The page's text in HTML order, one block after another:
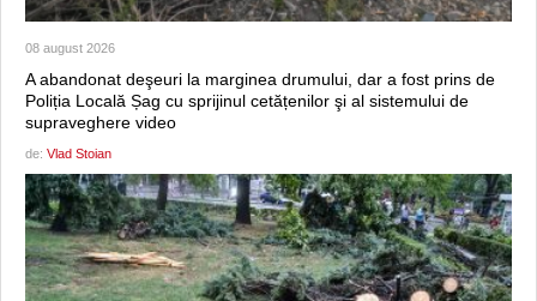
08 august 2026
A abandonat deşeuri la marginea drumului, dar a fost prins de
Poliția Locală Șag cu sprijinul cetățenilor şi al sistemului de
supraveghere video
de: Vlad Stoian